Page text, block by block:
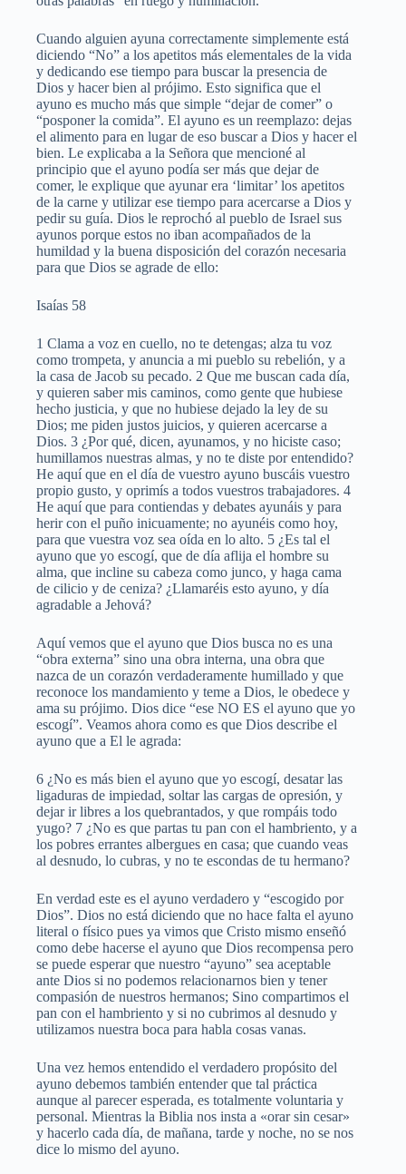
Cuando alguien ayuna correctamente simplemente está
diciendo “No” a los apetitos más elementales de la vida
y dedicando ese tiempo para buscar la presencia de
Dios y hacer bien al prójimo. Esto significa que el
ayuno es mucho más que simple “dejar de comer” o
“posponer la comida”. El ayuno es un reemplazo: dejas
el alimento para en lugar de eso buscar a Dios y hacer el
bien. Le explicaba a la Señora que mencioné al
principio que el ayuno podía ser más que dejar de
comer, le explique que ayunar era ‘limitar’ los apetitos
de la carne y utilizar ese tiempo para acercarse a Dios y
pedir su guía. Dios le reprochó al pueblo de Israel sus
ayunos porque estos no iban acompañados de la
humildad y la buena disposición del corazón necesaria
para que Dios se agrade de ello:
Isaías 58
1 Clama a voz en cuello, no te detengas; alza tu voz
como trompeta, y anuncia a mi pueblo su rebelión, y a
la casa de Jacob su pecado. 2 Que me buscan cada día,
y quieren saber mis caminos, como gente que hubiese
hecho justicia, y que no hubiese dejado la ley de su
Dios; me piden justos juicios, y quieren acercarse a
Dios. 3 ¿Por qué, dicen, ayunamos, y no hiciste caso;
humillamos nuestras almas, y no te diste por entendido?
He aquí que en el día de vuestro ayuno buscáis vuestro
propio gusto, y oprimís a todos vuestros trabajadores. 4
He aquí que para contiendas y debates ayunáis y para
herir con el puño inicuamente; no ayunéis como hoy,
para que vuestra voz sea oída en lo alto. 5 ¿Es tal el
ayuno que yo escogí, que de día aflija el hombre su
alma, que incline su cabeza como junco, y haga cama
de cilicio y de ceniza? ¿Llamaréis esto ayuno, y día
agradable a Jehová?
Aquí vemos que el ayuno que Dios busca no es una
“obra externa” sino una obra interna, una obra que
nazca de un corazón verdaderamente humillado y que
reconoce los mandamiento y teme a Dios, le obedece y
ama su prójimo. Dios dice “ese NO ES el ayuno que yo
escogí”. Veamos ahora como es que Dios describe el
ayuno que a El le agrada:
6 ¿No es más bien el ayuno que yo escogí, desatar las
ligaduras de impiedad, soltar las cargas de opresión, y
dejar ir libres a los quebrantados, y que rompáis todo
yugo? 7 ¿No es que partas tu pan con el hambriento, y a
los pobres errantes albergues en casa; que cuando veas
al desnudo, lo cubras, y no te escondas de tu hermano?
En verdad este es el ayuno verdadero y “escogido por
Dios”. Dios no está diciendo que no hace falta el ayuno
literal o físico pues ya vimos que Cristo mismo enseñó
como debe hacerse el ayuno que Dios recompensa pero
se puede esperar que nuestro “ayuno” sea aceptable
ante Dios si no podemos relacionarnos bien y tener
compasión de nuestros hermanos; Sino compartimos el
pan con el hambriento y si no cubrimos al desnudo y
utilizamos nuestra boca para habla cosas vanas.
Una vez hemos entendido el verdadero propósito del
ayuno debemos también entender que tal práctica
aunque al parecer esperada, es totalmente voluntaria y
personal. Mientras la Biblia nos insta a «orar sin cesar»
y hacerlo cada día, de mañana, tarde y noche, no se nos
dice lo mismo del ayuno.